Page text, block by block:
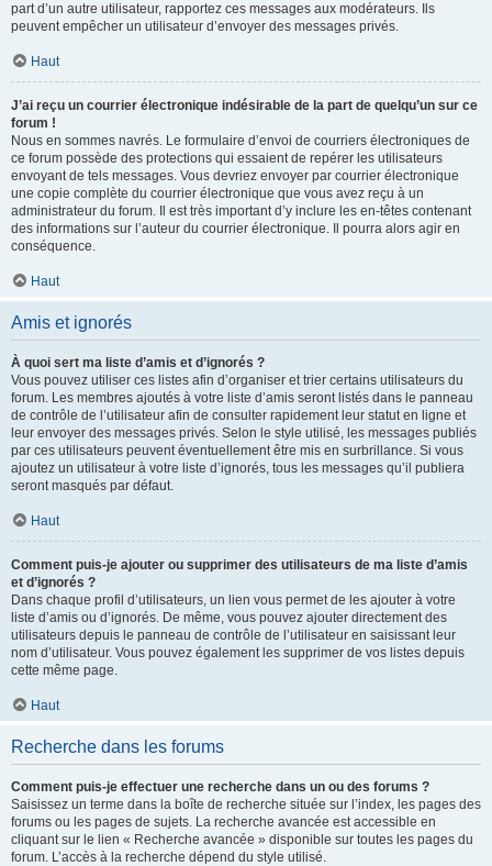
part d’un autre utilisateur, rapportez ces messages aux modérateurs. Ils
peuvent empêcher un utilisateur d’envoyer des messages privés.
Haut
J’ai reçu un courrier électronique indésirable de la part de quelqu’un sur ce
forum !
Nous en sommes navrés. Le formulaire d’envoi de courriers électroniques de
ce forum possède des protections qui essaient de repérer les utilisateurs
envoyant de tels messages. Vous devriez envoyer par courrier électronique
une copie complète du courrier électronique que vous avez reçu à un
administrateur du forum. Il est très important d’y inclure les en-têtes contenant
des informations sur l’auteur du courrier électronique. Il pourra alors agir en
conséquence.
Haut
Amis et ignorés
À quoi sert ma liste d’amis et d’ignorés ?
Vous pouvez utiliser ces listes afin d’organiser et trier certains utilisateurs du
forum. Les membres ajoutés à votre liste d’amis seront listés dans le panneau
de contrôle de l’utilisateur afin de consulter rapidement leur statut en ligne et
leur envoyer des messages privés. Selon le style utilisé, les messages publiés
par ces utilisateurs peuvent éventuellement être mis en surbrillance. Si vous
ajoutez un utilisateur à votre liste d’ignorés, tous les messages qu’il publiera
seront masqués par défaut.
Haut
Comment puis-je ajouter ou supprimer des utilisateurs de ma liste d’amis
et d’ignorés ?
Dans chaque profil d’utilisateurs, un lien vous permet de les ajouter à votre
liste d’amis ou d’ignorés. De même, vous pouvez ajouter directement des
utilisateurs depuis le panneau de contrôle de l’utilisateur en saisissant leur
nom d’utilisateur. Vous pouvez également les supprimer de vos listes depuis
cette même page.
Haut
Recherche dans les forums
Comment puis-je effectuer une recherche dans un ou des forums ?
Saisissez un terme dans la boîte de recherche située sur l’index, les pages des
forums ou les pages de sujets. La recherche avancée est accessible en
cliquant sur le lien « Recherche avancée » disponible sur toutes les pages du
forum. L’accès à la recherche dépend du style utilisé.